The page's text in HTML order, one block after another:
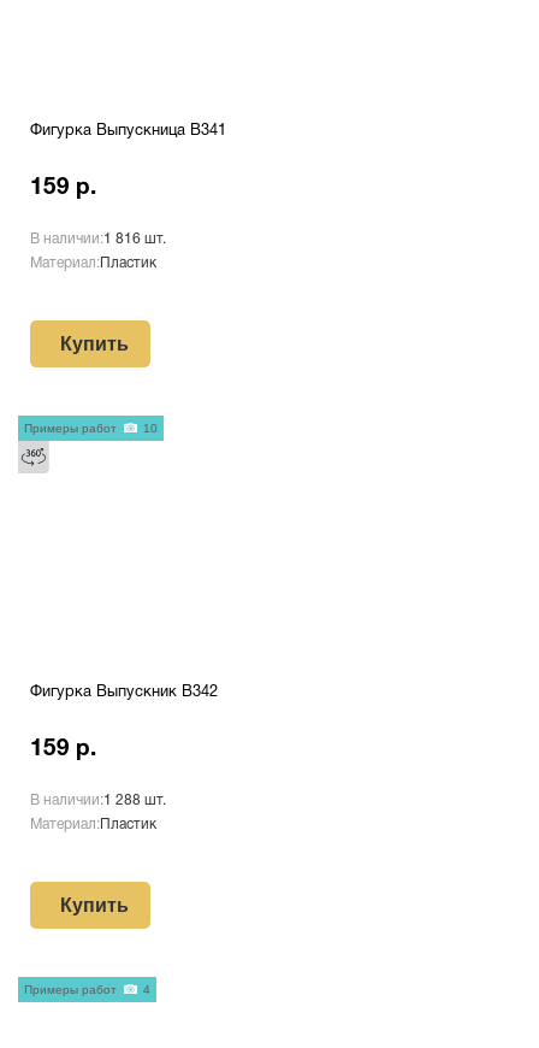
Фигурка Выпускница B341
159 р.
В наличии:1 816 шт.
Материал: Пластик
Купить
Фигурка Выпускник B342
159 р.
В наличии:1 288 шт.
Материал: Пластик
Купить
Примеры работ 10
Примеры работ 4